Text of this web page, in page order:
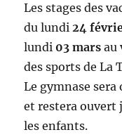
Les stages des
du lundi24
lundi 03 marsau
des sports de La
Le gymnase sera
et restera ouvert
les enfants.